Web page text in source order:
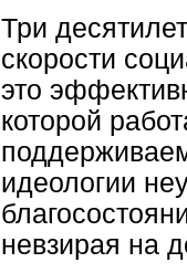
Три
скорости
это
которой
идеологии
невзирая на